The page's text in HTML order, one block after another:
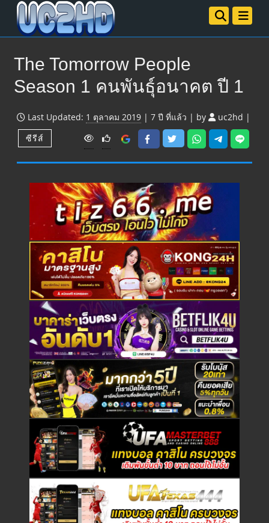
The Tomorrow People
Season 1 คนพันธุ์อนาคต ปี 1
Last Updated: 1 ตุลาคม 2019 | 7 ปี ที่แล้ว | by uc2hd |
ซีรีส์
V
w
s